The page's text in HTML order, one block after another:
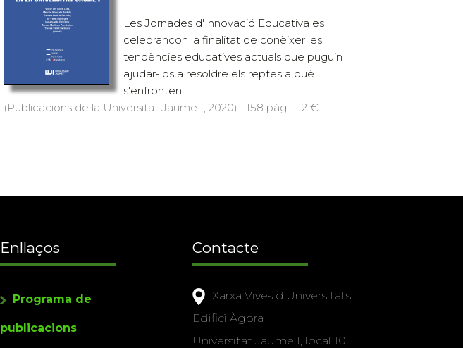
Les Jornades d'Innovació Educativa es
celebrancon la finalitat de conèixer les
tendències educatives actuals que puguin
ajudar-los a resoldre els reptes a què
s'enfronten ...
(Publicacions de la Universitat Jaume I, 2020) · 158 pàg. · 12 €
Enllaços
Programa de
publicacions
Contacte
Xarxa Vives d'Universitats
Edifici Àgora
Universitat Jaume I, local 10